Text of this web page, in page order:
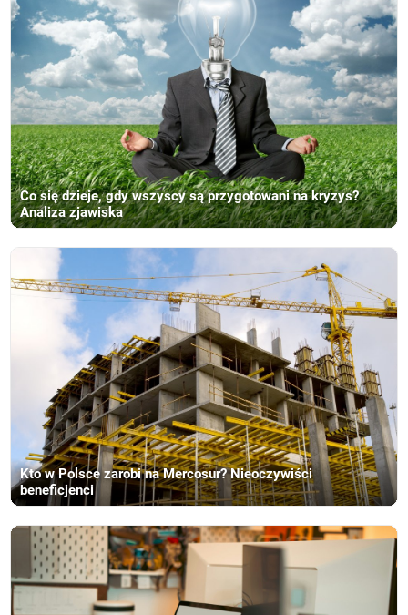
Co się dzieje, gdy wszyscy są przygotowani na kryzys?
Analiza zjawiska
Kto w Polsce zarobi na Mercosur? Nieoczywiści
beneficjenci